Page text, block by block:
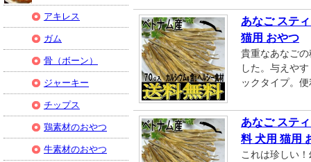
あなご ステ
猫用 おやつ
貴重なあなご
した。与えや
ックタイプ。
あなご ステ
料 犬用 猫用
これは珍しい
アキレス
ガム
骨（ボーン）
ジャーキー
チップス
鶏素材のおやつ
牛素材のおやつ